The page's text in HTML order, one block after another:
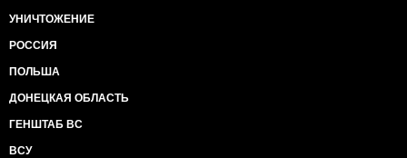
УНИЧТОЖЕНИЕ
РОССИЯ
ПОЛЬША
ДОНЕЦКАЯ ОБЛАСТЬ
ГЕНШТАБ ВС
ВСУ